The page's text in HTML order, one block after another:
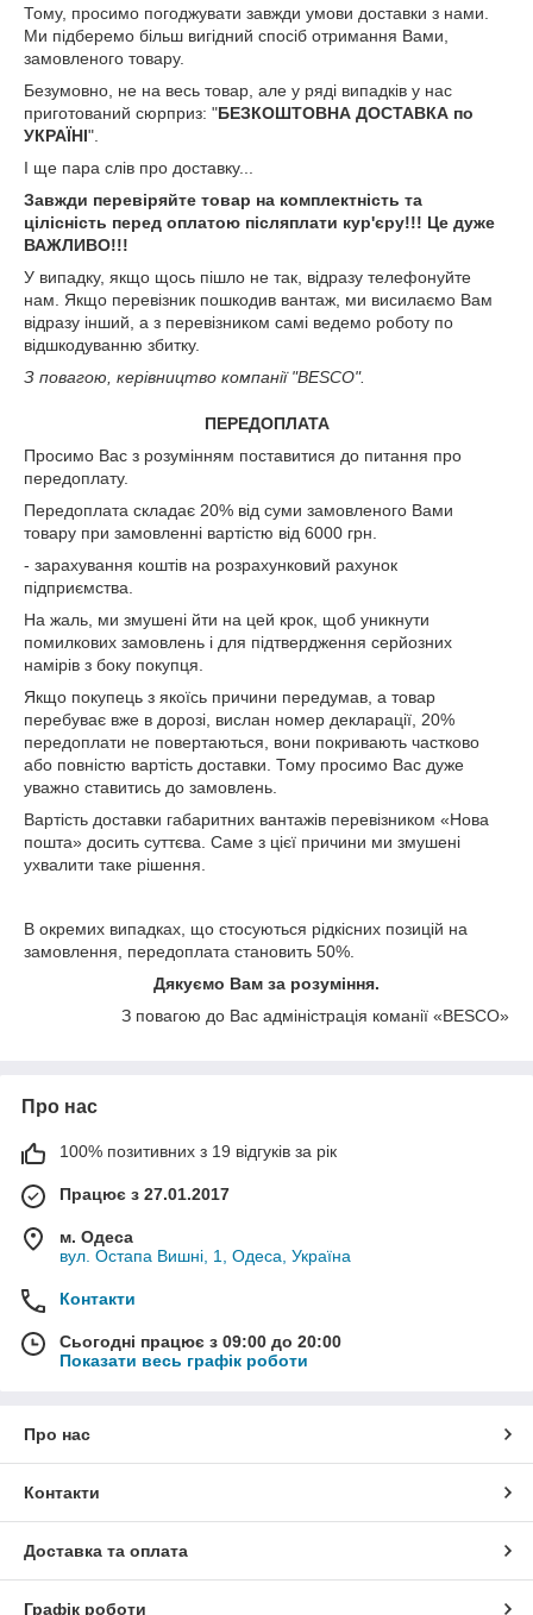
Тому, просимо погоджувати завжди умови доставки з нами.
Ми підберемо більш вигідний спосіб отримання Вами,
замовленого товару.
Безумовно, не на весь товар, але у ряді випадків у нас
приготований сюрприз: "БЕЗКОШТОВНА ДОСТАВКА по
УКРАЇНІ".
І ще пара слів про доставку...
Завжди перевіряйте товар на комплектність та
цілісність перед оплатою післяплати кур'єру!!! Це дуже
ВАЖЛИВО!!!
У випадку, якщо щось пішло не так, відразу телефонуйте
нам. Якщо перевізник пошкодив вантаж, ми висилаємо Вам
відразу інший, а з перевізником самі ведемо роботу по
відшкодуванню збитку.
З повагою, керівництво компанії "BESCO".
ПЕРЕДОПЛАТА
Просимо Вас з розумінням поставитися до питання про
передоплату.
Передоплата складає 20% від суми замовленого Вами
товару при замовленні вартістю від 6000 грн.
- зарахування коштів на розрахунковий рахунок
підприємства.
На жаль, ми змушені йти на цей крок, щоб уникнути
помилкових замовлень і для підтвердження серйозних
намірів з боку покупця.
Якщо покупець з якоїсь причини передумав, а товар
перебуває вже в дорозі, вислан номер декларації, 20%
передоплати не повертаються, вони покривають частково
або повністю вартість доставки. Тому просимо Вас дуже
уважно ставитись до замовлень.
Вартість доставки габаритних вантажів перевізником «Нова
пошта» досить суттєва. Саме з цієї причини ми змушені
ухвалити таке рішення.
В окремих випадках, що стосуються рідкісних позицій на
замовлення, передоплата становить 50%.
Дякуємо Вам за розуміння.
З повагою до Вас адміністрація команії «BESCO»
Про нас
100% позитивних з 19 відгуків за рік
Працює з 27.01.2017
м. Одеса
вул. Остапа Вишні, 1, Одеса, Україна
Контакти
Сьогодні працює з 09:00 до 20:00
Показати весь графік роботи
Про нас
Контакти
Доставка та оплата
Графік роботи